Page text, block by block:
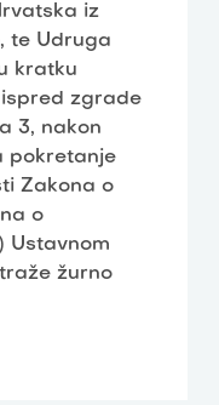
iz
te Udruga
kratku
zgrade
3, nakon
pokretanje
Zakona o
o
Ustavnom
žurno